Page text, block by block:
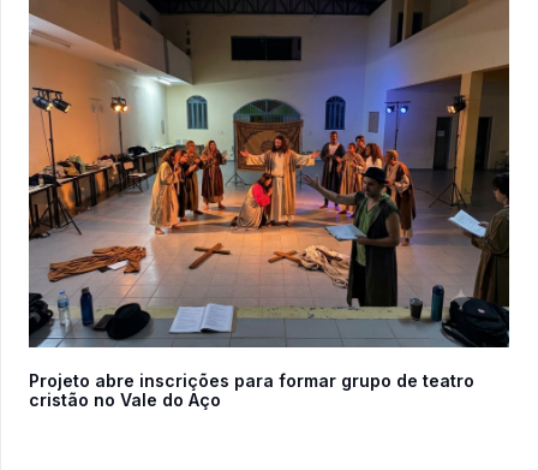
Projeto abre inscrições para formar grupo de teatro
cristão no Vale do Aço